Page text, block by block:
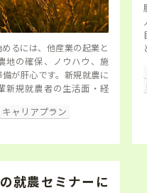
るには、他産業の起業と
地の確保、ノウハウ、施
が肝心です。新規就農に
新規就農者の生活面・経
キャリアプラン
就農セミナーに